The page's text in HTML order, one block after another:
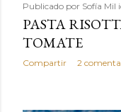
Publicado por Sofía Mil
PASTA
TOMATE
Compartir 2